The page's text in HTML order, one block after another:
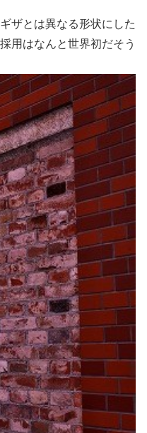
ザとは異なる形状にした
用はなんと世界初だそう